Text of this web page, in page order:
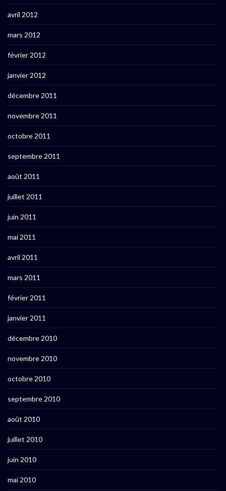
avril 2012
mars 2012
février 2012
janvier 2012
décembre 2011
novembre 2011
octobre 2011
septembre 2011
août 2011
juillet 2011
juin 2011
mai 2011
avril 2011
mars 2011
février 2011
janvier 2011
décembre 2010
novembre 2010
octobre 2010
septembre 2010
août 2010
juillet 2010
juin 2010
mai 2010